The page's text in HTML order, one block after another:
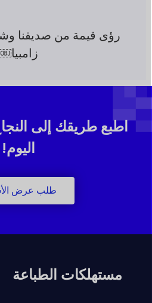
رؤى قيمة من صديقنا
زامبيا￼
اطبع طريقك إلى
اليوم!
طلب عرض
مستهلكات الطباعة